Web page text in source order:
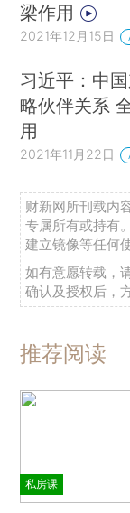
梁作用
2021年12月15日
习近平：中
略伙伴关系
用
2021年11月22日
财新网所刊载内
专属所有或持有
建立镜像等任何
如有意愿转载，
确认及授权后，
推荐阅读
私房课